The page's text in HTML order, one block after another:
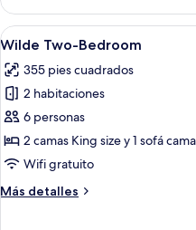
One-
Bedroom
Open-
Abrir
todas
las
fotos
de
Wilde
Two-
15
Wilde Two-Bedroom
355 pies cuadrados
2 habitaciones
6 personas
2 camas King size y 1 sofá
Wifi gratuito
Más detalles
Más